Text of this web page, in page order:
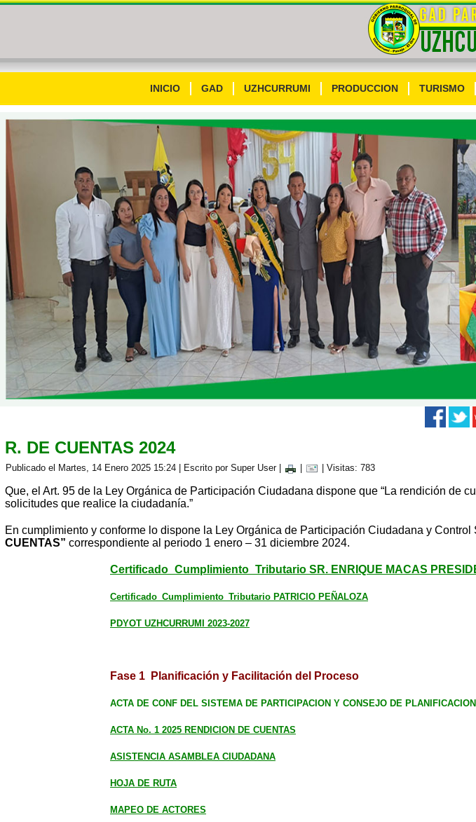
INICIO GAD UZHCURRUMI PRODUCCION TURISMO
R. DE CUENTAS 2024
Publicado el Martes, 14 Enero 2025 15:24 Escrito por Super User| | Visitas: 783
Que, el Art. 95 de la Ley Orgánica de Participación Ciudadana dispone que “La rendición de
solicitudes que realice la ciudadanía.”
En cumplimiento y conforme lo dispone la Ley Orgánica de Participación Ciudadana y
CUENTAS” correspondiente al periodo 1 enero – 31 diciembre 2024.
Certificado_Cumplimiento_Tributario SR. ENRIQUE MACAS
Certificado_Cumplimiento_Tributario PATRICIO PEÑALOZA
PDYOT UZHCURRUMI 2023-2027
Fase 1 Planificación y Facilitación del Proceso
ACTA DE CONF DEL SISTEMA DE PARTICIPACION Y CONSEJO DE PLANIFICACION
ACTA No. 1 2025 RENDICION DE CUENTAS
ASISTENCIA ASAMBLEA CIUDADANA
HOJA DE RUTA
MAPEO DE ACTORES